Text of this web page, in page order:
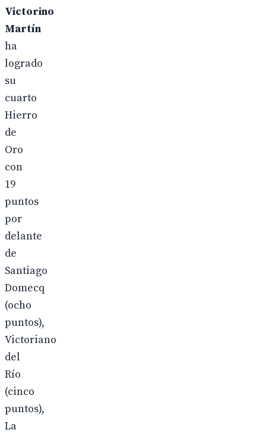
Victorino
Martín
ha
logrado
su
cuarto
Hierro
de
Oro
con
19
puntos
por
delante
de
Santiago
Domecq
(ocho
puntos),
Victoriano
del
Río
(cinco
puntos),
La